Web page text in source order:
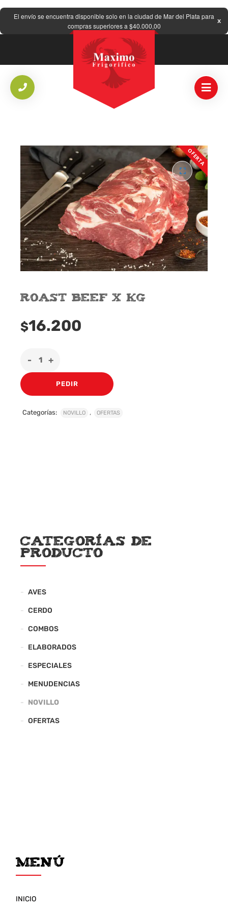
El envío se encuentra disponible solo en la ciudad de Mar del Plata para
compras superiores a $40.000,00
OFERTA
Roast Beef x Kg
$16.200
PEDIR
Categorías: NOVILLO , OFERTAS
Categorías de
producto
AVES
CERDO
COMBOS
ELABORADOS
ESPECIALES
MENUDENCIAS
NOVILLO
OFERTAS
Menú
INICIO